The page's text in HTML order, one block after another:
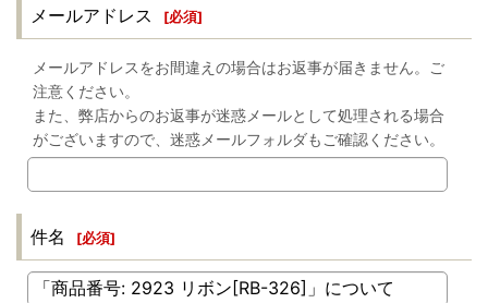
メールアドレス [必須]
メールアドレスをお間違えの場合はお返事が届きません。ご
注意ください。
また、弊店からのお返事が迷惑メールとして処理される場合
がございますので、迷惑メールフォルダもご確認ください。
件名 [必須]